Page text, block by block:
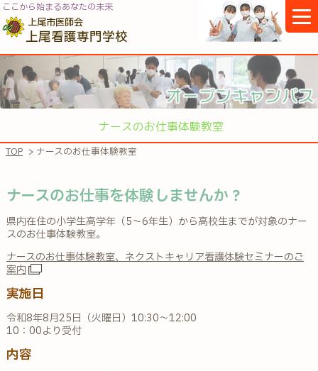
ここから始まるあなたの未来
上尾市医師会
上尾看護専門学校
ナースのお仕事体験教室
TOP > ナースのお仕事体験教室
ナースのお仕事を体験しませんか？
県内在住の小学生高学年（5～6年生） から高校生までが対象のナー
スのお仕事体験教室。
ナースのお仕事体験教室、ネクストキャリア看護体験セミナーのご
案内
実施日
令和8年8月25日（火曜日）10:30～12:00
10：00より受付
内容